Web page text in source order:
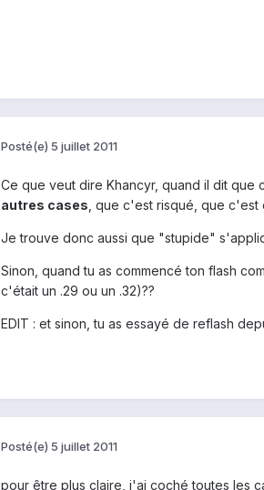
Posté(e) 5 juillet 2011
Ce que veut dire Khancyr, quand il dit
autres cases , que c'est risqué, que
Je trouve donc aussi que "stupide"
Sinon, quand tu as commencé ton flash
c'était un .29 ou un .32)??
EDIT : et sinon, tu as essayé de reflash
Posté(e) 5 juillet 2011
pour être plus claire, j'ai coché toutes les